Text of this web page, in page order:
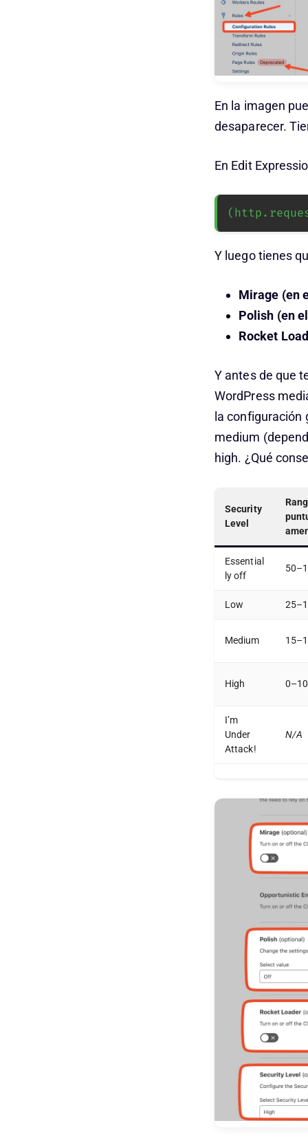
En la imagen
desaparecer.
En Edit
Y luego tienes
Mirage (en
Polish (en
Rocket
Y antes de que
WordPress
la configuración
medium
high. ¿Qué
Security
Level
Essential
ly off
Low
Medium
High
I’m
Under
Attack!
N/A